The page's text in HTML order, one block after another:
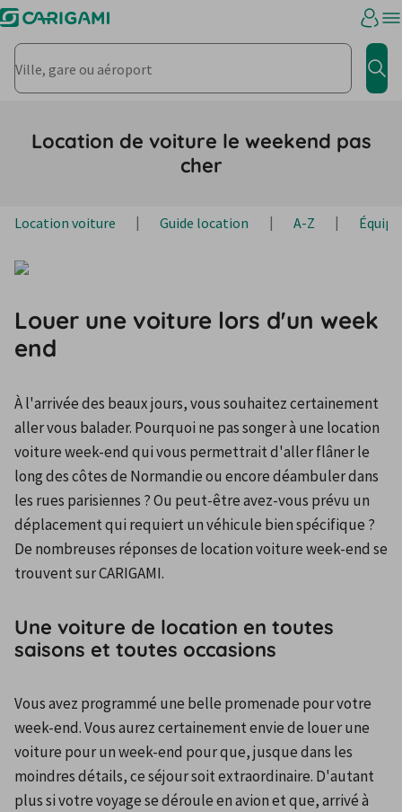
Ville, gare ou aéroport
Location de voiture le weekend pas
cher
Location voiture Guide location A-Z
Louer une voiture lors d'un week
end
À l'arrivée des beaux jours, vous souhaitez certainement
aller vous balader. Pourquoi ne pas songer à une location
voiture week-end qui vous permettrait d'aller flâner le
long des côtes de Normandie ou encore déambuler dans
les rues parisiennes ? Ou peut-être avez-vous prévu un
déplacement qui requiert un véhicule bien spécifique ?
De nombreuses réponses de location voiture week-end se
trouvent sur CARIGAMI.
Une voiture de location en toutes
saisons et toutes occasions
Vous avez programmé une belle promenade pour votre
week-end. Vous aurez certainement envie de louer une
voiture pour un week-end pour que, jusque dans les
moindres détails, ce séjour soit extraordinaire. D'autant
plus si votre voyage se déroule en avion et que, arrivé à